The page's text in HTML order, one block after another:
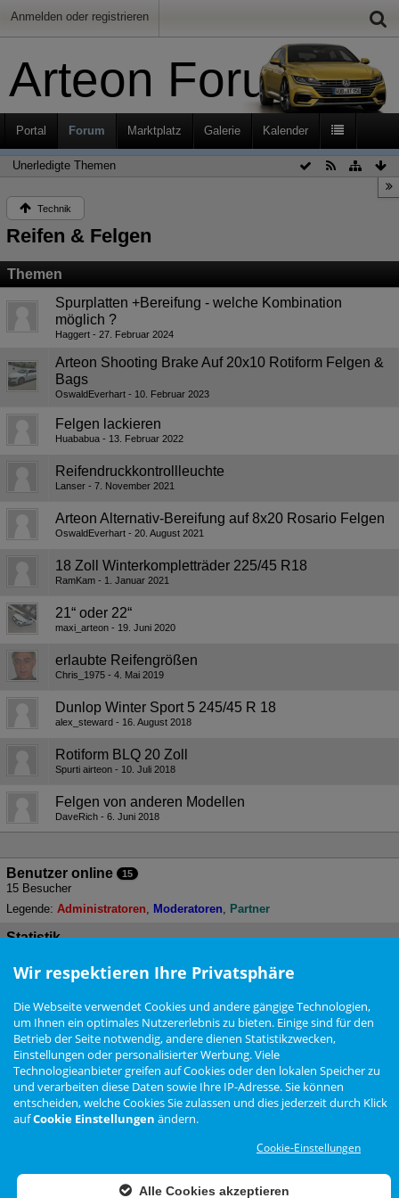
Anmelden oder registrieren
Arteon Forum
Portal Forum Marktplatz Galerie Kalender
Unerledigte Themen
Technik
Reifen & Felgen
Themen
Spurplatten +Bereifung - welche Kombination
möglich ?
Haggert 27. Februar 2024
Arteon Shooting Brake Auf 20x10 Rotiform Felgen &
Bags
OswaldEverhart 10. Februar 2023
Felgen lackieren
Huababua 13. Februar 2022
Reifendruckkontrollleuchte
Lanser 7. November 2021
Arteon Alternativ-Bereifung auf 8x20 Rosario Felgen
OswaldEverhart 20. August 2021
18 Zoll Winterkompletträder 225/45 R18
RamKam 1. Januar 2021
21“ oder 22“
maxi_arteon 19. Juni 2020
erlaubte Reifengrößen
Chris_1975 4. Mai 2019
Dunlop Winter Sport 5 245/45 R 18
alex_steward 16. August 2018
Rotiform BLQ 20 Zoll
Spurti airteon 10. Juli 2018
Felgen von anderen Modellen
DaveRich 6. Juni 2018
Benutzer online 15
15 Besucher
Legende: Administratoren Moderatoren Partner
Statistik
Nutzungsbedingungen Datenschutzerklärung Impressum Newsletter
Cookie Einstellungen
Zur Desktop Ansicht wechseln
offizielles Angebot der Volkswagen AG
Konzept, Realisierung und Design:BigMammut Webdesign
Wir respektieren Ihre Privatsphäre
Die Webseite verwendet Cookies und andere gängige Technologien,
um Ihnen ein optimales Nutzererlebnis zu bieten. Einige sind für den
Betrieb der Seite notwendig, andere dienen Statistikzwecken,
Einstellungen oder personalisierter Werbung. Viele
Technologieanbieter greifen auf Cookies oder den lokalen Speicher zu
und verarbeiten diese Daten sowie Ihre IP-Adresse. Sie können
entscheiden, welche Cookies Sie zulassen und dies jederzeit durch Klick
aufCookie Einstellungen ändern.
Cookie-Einstellungen
Alle Cookies akzeptieren